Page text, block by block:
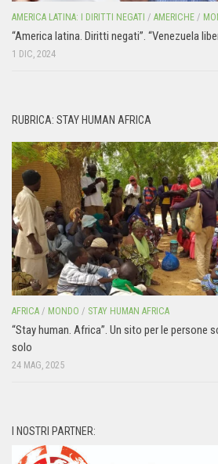
AMERICA LATINA: I DIRITTI NEGATI / AMERICHE /
“America latina. Diritti negati”. “Venezuela
1 DIC, 2024
RUBRICA: STAY HUMAN AFRICA
AFRICA / MONDO / STAY HUMAN AFRICA
“Stay human. Africa”. Un sito per le persone
solo
24 MAG, 2025
I NOSTRI PARTNER: